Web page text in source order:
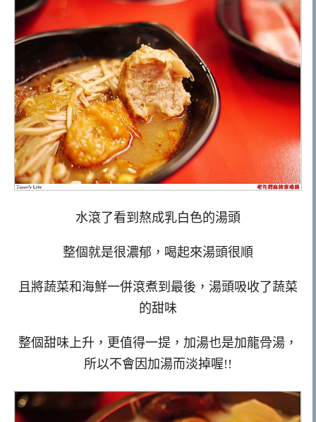
水滾了看到熬成乳白色的湯頭
整個就是很濃郁，喝起來湯頭很順
且將蔬菜和海鮮一併滾煮到最後，湯頭吸收了蔬菜
的甜味
整個甜味上升，更值得一提，加湯也是加龍骨湯，
所以不會因加湯而淡掉喔!!